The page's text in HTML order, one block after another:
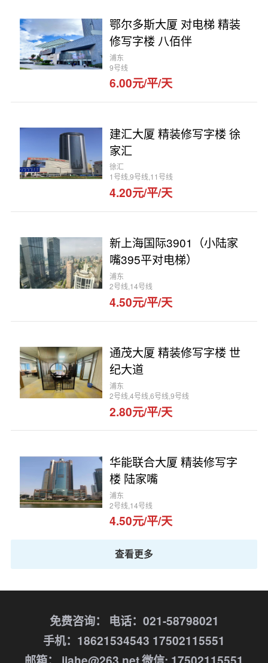
鄂尔多斯大厦 对电梯 精装
修写字楼 八佰伴
浦东
9号线
6.00元/平/天
建汇大厦 精装修写字楼 徐
家汇
徐汇
1号线,9号线,11号线
4.20元/平/天
新上海国际3901（小陆家
嘴395平对电梯）
浦东
2号线,14号线
4.50元/平/天
通茂大厦 精装修写字楼 世
纪大道
浦东
2号线,4号线,6号线,9号线
2.80元/平/天
华能联合大厦 精装修写字
楼 陆家嘴
浦东
2号线,14号线
4.50元/平/天
查看更多
免费咨询：
电话：021-58798021
手机：18621534543 17502115551